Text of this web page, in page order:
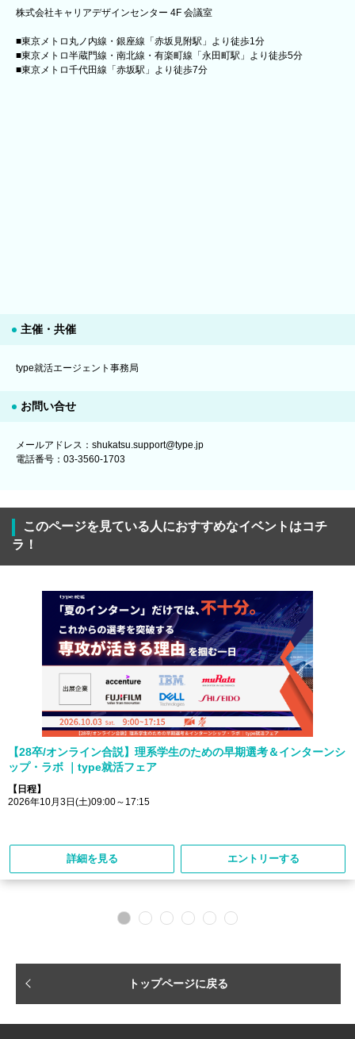
株式会社キャリアデザインセンター 4F 会議室
■東京メトロ丸ノ内線・銀座線「赤坂見附駅」より徒歩1分
■東京メトロ半蔵門線・南北線・有楽町線「永田町駅」より徒歩5分
■東京メトロ千代田線「赤坂駅」より徒歩7分
主催・共催
type就活エージェント事務局
お問い合せ
メールアドレス：shukatsu.support@type.jp
電話番号：03-3560-1703
このページを見ている人におすすめなイベントはコチ
ラ！
【28卒/オンライン合説】理系学生のための早期選考＆インターンシ
ップ・ラボ ｜type就活フェア
【日程】
2026年10月3日(土)09:00～17:15
詳細を見る エントリーする
トップページに戻る